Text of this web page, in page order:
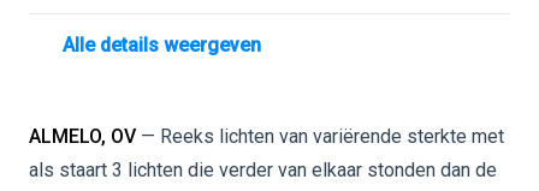
Alle details weergeven
ALMELO, OV — Reeks lichten van variërende sterkte met
als staart 3 lichten die verder van elkaar stonden dan de